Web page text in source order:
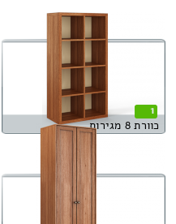
1
כוורת 8 מגירות